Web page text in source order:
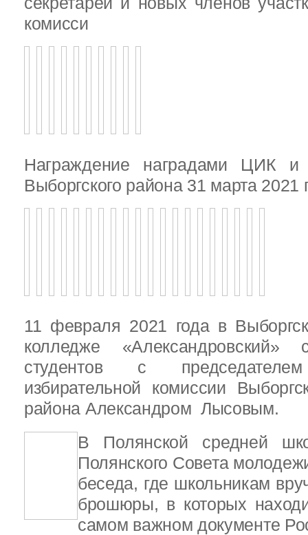
комисси
Награждение наградами ЦИК
Выборгского района 31 марта 2021
11 февраля 2021 года в
колледже «Александровский»
студентов с председателем
избирательной комиссии
района Александром Лысовым.
В Полянской средней
Полянского Совета
беседа, где школьникам
брошюры, в которых
самом важном документе